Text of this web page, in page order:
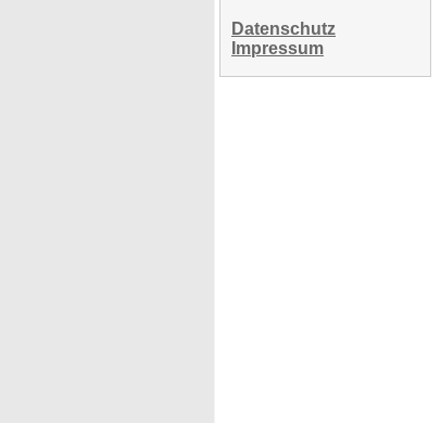
Datenschutz
Impressum